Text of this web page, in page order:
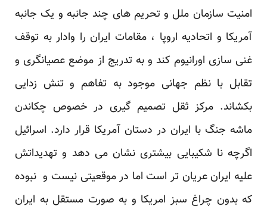
امنیت سازمان ملل و تحریم های چند جانبه و یک جانبه
آمریکا و اتحادیه اروپا ، مقامات ایران را وادار به توقف
غنی سازی اورانیوم کند و به تدریج از موضع عصیانگری و
تقابل با نظم جهانی موجود به تفاهم و تنش زدایی
بکشاند. مرکز ثقل تصمیم گیری در خصوص چکاندن
ماشه جنگ با ایران در دستان آمریکا قرار دارد. اسرائیل
اگرچه نا شکیبایی بیشتری نشان می دهد و تهدیداتش
علیه ایران عریان تر است اما در موقعیتی نیست و نبوده
که بدون چراغ سبز امریکا و به صورت مستقل به ایران